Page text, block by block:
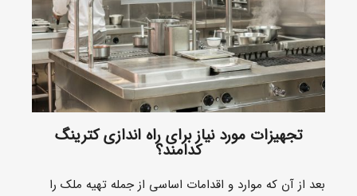
تجهیزات مورد نیاز برای راه اندازی کترینگ
کدامند؟
بعد از آن که موارد و اقدامات اساسی از جمله تهیه ملک را